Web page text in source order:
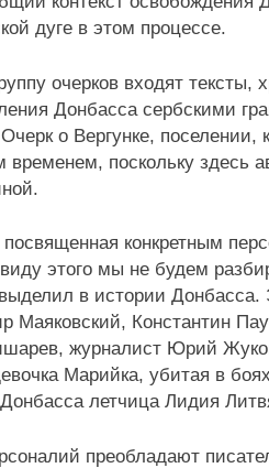
дуге в этом процессе.
очерков входят тексты,
Донбасса сербскими
о Вергунке, поселении,
поскольку здесь
посвященная конкретным
этого мы не будем
в истории
Маяковский, Константин
журналист Юрий
Марийка, убитая в
летчица Лидия
преобладают